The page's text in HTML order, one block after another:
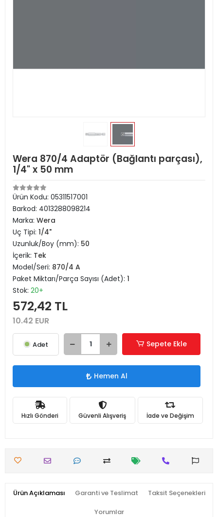
Wera 870/4 Adaptör (Bağlantı parçası),
1/4" x 50 mm
Ürün Kodu: 05311517001
Barkod: 4013288098214
Marka: Wera
Uç Tipi: 1/4"
Uzunluk/Boy (mm): 50
İçerik: Tek
Model/Seri: 870/4 A
Paket Miktarı/Parça Sayısı (Adet): 1
Stok: 20+
572,42 TL
10.42 EUR
Adet Sepete Ekle
Hemen Al
Hızlı Gönderi Güvenli Alışveriş İade ve Değişim
Ürün Açıklaması Garanti ve Teslimat Taksit Seçenekleri
Yorumlar